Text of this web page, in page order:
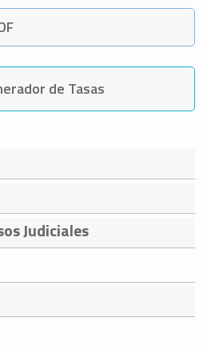
de Tasas
Judiciales